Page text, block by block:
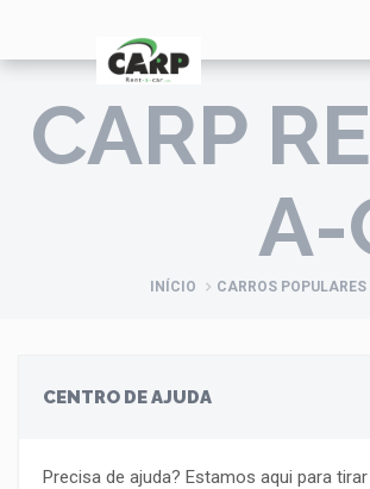
CARP
A-
INÍCIO CARROS POPULARES
CENTRO DE AJUDA
Precisa de ajuda? Estamos aqui para